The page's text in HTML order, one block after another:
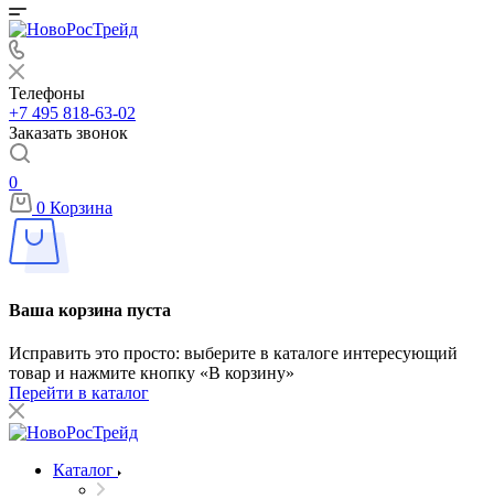
Телефоны
+7 495 818-63-02
Заказать звонок
0
0 Корзина
Ваша корзина пуста
Исправить это просто: выберите в каталоге интересующий
товар и нажмите кнопку «В корзину»
Перейти в каталог
Каталог